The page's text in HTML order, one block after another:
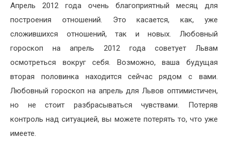
Апрель 2012 года очень благоприятный месяц для
построения отношений. Это касается, как, уже
сложившихся отношений, так и новых. Любовный
гороскоп на апрель 2012 года советует Львам
осмотреться вокруг себя. Возможно, ваша будущая
вторая половинка находится сейчас рядом с вами.
Любовный гороскоп на апрель для Львов оптимистичен,
но не стоит разбрасываться чувствами. Потеряв
контроль над ситуацией, вы можете потерять то, что уже
имеете.